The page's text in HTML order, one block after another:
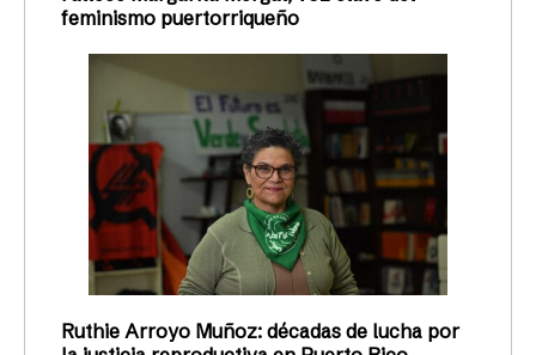
feminismo puertorriqueño
Ruthie Arroyo Muñoz: décadas de lucha por